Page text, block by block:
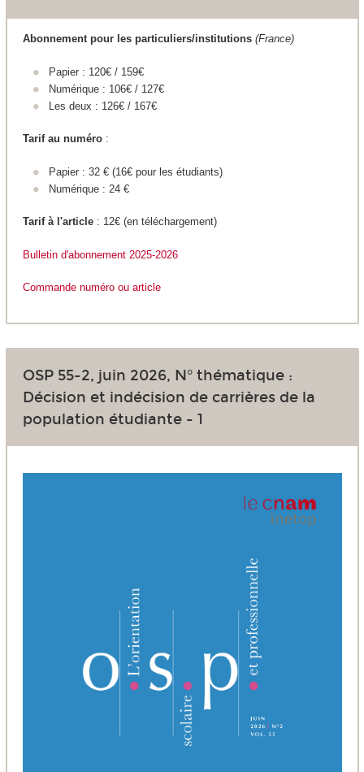
Abonnement pour les particuliers/institutions (France)
Papier : 120€ / 159€
Numérique : 106€ / 127€
Les deux : 126€ / 167€
Tarif au numéro :
Papier : 32 € (16€ pour les étudiants)
Numérique : 24 €
Tarif à l'article : 12€ (en téléchargement)
Bulletin d'abonnement 2025-2026
Commande numéro ou article
OSP 55-2, juin 2026, N° thématique :
Décision et indécision de carrières de la
population étudiante - 1